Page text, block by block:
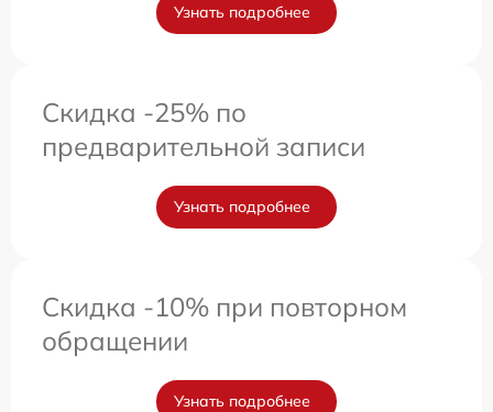
Узнать подробнее
Скидка -25% по
предварительной записи
Узнать подробнее
Скидка -10% при повторном
обращении
Узнать подробнее